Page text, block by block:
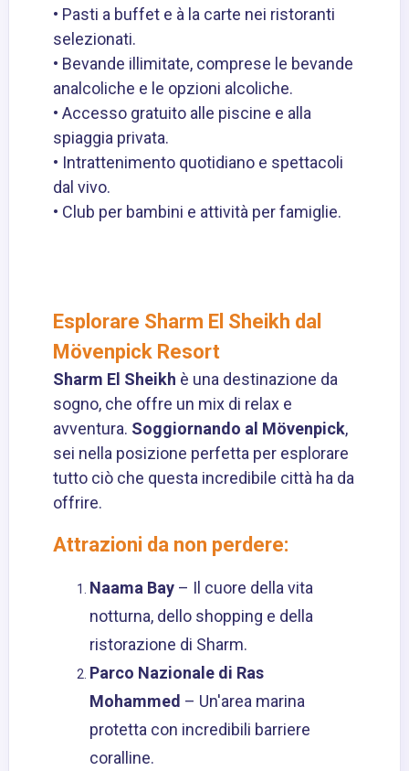
• Pasti a buffet e à la carte nei ristoranti
selezionati.
• Bevande illimitate, comprese le bevande
analcoliche e le opzioni alcoliche.
• Accesso gratuito alle piscine e alla
spiaggia privata.
• Intrattenimento quotidiano e spettacoli
dal vivo.
• Club per bambini e attività per famiglie.
Esplorare Sharm El Sheikh dal
Mövenpick Resort
Sharm El Sheikh è una destinazione da
sogno, che offre un mix di relax e
avventura. Soggiornando al Mövenpick,
sei nella posizione perfetta per esplorare
tutto ciò che questa incredibile città ha da
offrire.
Attrazioni da non perdere:
Naama Bay – Il cuore della vita
notturna, dello shopping e della
ristorazione di Sharm.
Parco Nazionale di Ras
Mohammed – Un'area marina
protetta con incredibili barriere
coralline.